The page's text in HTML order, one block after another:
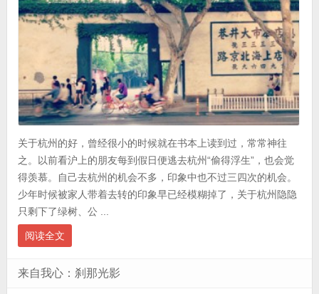
关于杭州的好，曾经很小的时候就在书本上读到过，常常神往
之。以前看沪上的朋友每到假日便逃去杭州“偷得浮生”，也会觉
得羡慕。自己去杭州的机会不多，印象中也不过三四次的机会。
少年时候被家人带着去转的印象早已经模糊掉了，关于杭州隐隐
只剩下了绿树、公 ...
阅读全文
来自我心：刹那光影